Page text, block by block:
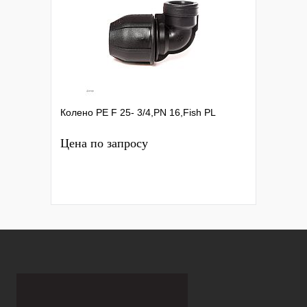
Колено PE F 25- 3/4,PN 16,Fish PL
Цена по запросу